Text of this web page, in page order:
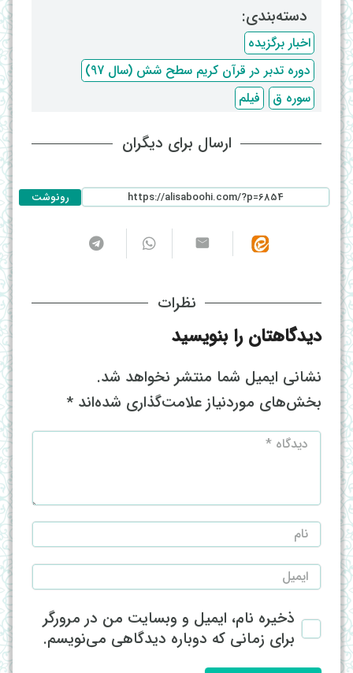
دسته‌بندی: ‌
اخبار برگزیده
دوره تدبر در قرآن کریم سطح شش (سال 97)
سوره ق
فیلم
ارسال برای دیگران
رونوشت
نظرات
دیدگاهتان را بنویسید
نشانی ایمیل شما منتشر نخواهد شد.
بخش‌های موردنیاز علامت‌گذاری شده‌اند *
ذخیره نام، ایمیل و وبسایت من در مرورگر
برای زمانی که دوباره دیدگاهی می‌نویسم.